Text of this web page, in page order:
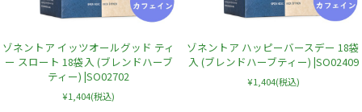
ゾネントア イッツオールグッド ティ
ー スロート 18袋入 (ブレンドハーブ
ティー) |SO02702
¥1,404(税込)
ゾネントア ハッピーバースデー 18袋
入 (ブレンドハーブティー) |SO02409
¥1,404(税込)